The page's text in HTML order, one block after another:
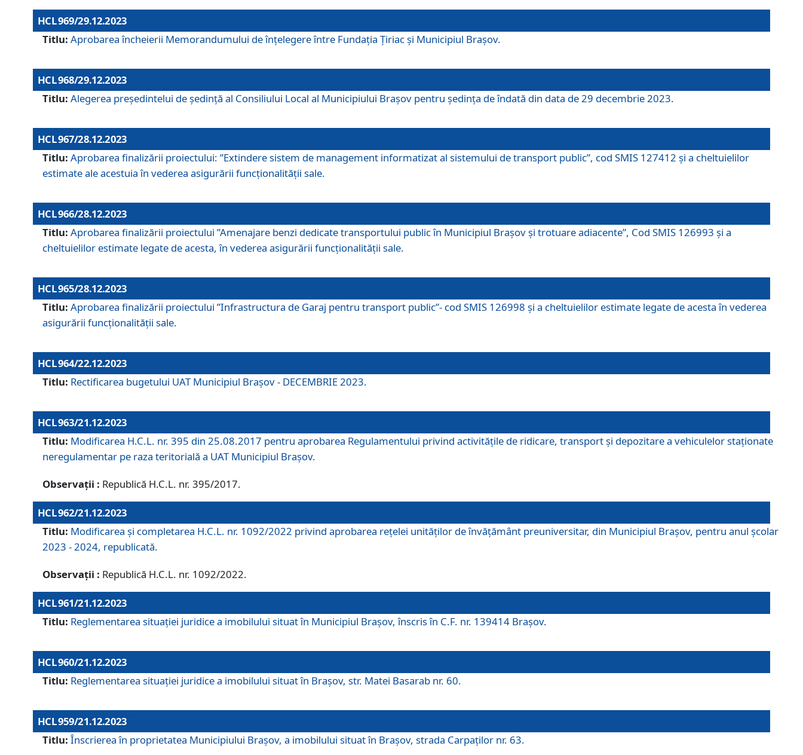
HCL 969/29.12.2023
Titlu: Aprobarea încheierii Memorandumului de înțelegere între Fundația Țiriac și Municipiul Brașov.
HCL 968/29.12.2023
Titlu: Alegerea preşedintelui de şedinţă al Consiliului Local al Municipiului Braşov pentru ședința de îndată din data de 29 decembrie 2023.
HCL 967/28.12.2023
Titlu: Aprobarea finalizării proiectului: ”Extindere sistem de management informatizat al sistemului de transport public”, cod SMIS 127412 și a cheltuielilor
estimate ale acestuia în vederea asigurării funcționalității sale.
HCL 966/28.12.2023
Titlu: Aprobarea finalizării proiectului ”Amenajare benzi dedicate transportului public în Municipiul Brașov şi trotuare adiacente”, Cod SMIS 126993 și a
cheltuielilor estimate legate de acesta, în vederea asigurării funcționalității sale.
HCL 965/28.12.2023
Titlu: Aprobarea finalizării proiectului ”Infrastructura de Garaj pentru transport public”- cod SMIS 126998 și a cheltuielilor estimate legate de acesta în vederea
asigurării funcționalității sale.
HCL 964/22.12.2023
Titlu: Rectificarea bugetului UAT Municipiul Braşov - DECEMBRIE 2023.
HCL 963/21.12.2023
Titlu: Modificarea H.C.L. nr. 395 din 25.08.2017 pentru aprobarea Regulamentului privind activitățile de ridicare, transport şi depozitare a vehiculelor staționate
neregulamentar pe raza teritorială a UAT Municipiul Braşov.
Observații : Republică H.C.L. nr. 395/2017.
HCL 962/21.12.2023
Titlu: Modificarea și completarea H.C.L. nr. 1092/2022 privind aprobarea rețelei unităților de învăţământ preuniversitar, din Municipiul Braşov, pentru anul școlar
2023 - 2024, republicată.
Observații : Republică H.C.L. nr. 1092/2022.
HCL 961/21.12.2023
Titlu: Reglementarea situației juridice a imobilului situat în Municipiul Brașov, înscris în C.F. nr. 139414 Brașov.
HCL 960/21.12.2023
Titlu: Reglementarea situației juridice a imobilului situat în Brașov, str. Matei Basarab nr. 60.
HCL 959/21.12.2023
Titlu: Înscrierea în proprietatea Municipiului Brașov, a imobilului situat în Brașov, strada Carpaților nr. 63.